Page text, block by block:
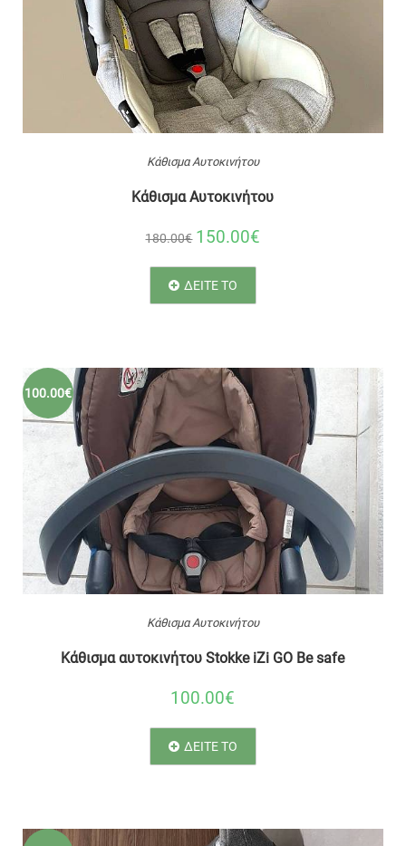
Κάθισμα Αυτοκινήτου
Κάθισμα Αυτοκινήτου
180.00€ 150.00€
ΔΕΙΤΕ ΤΟ
100.00€
Κάθισμα Αυτοκινήτου
Κάθισμα αυτοκινήτου Stokke iZi GO Be safe
100.00€
ΔΕΙΤΕ ΤΟ